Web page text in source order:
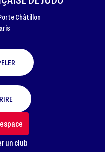
Châtillon
un club